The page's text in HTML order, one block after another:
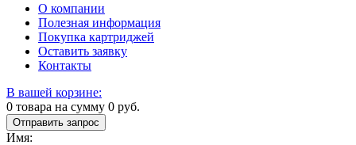
О компании
Полезная информация
Покупка картриджей
Оставить заявку
Контакты
В вашей корзине:
0 товара на сумму 0 руб.
Отправить запрос
Имя: